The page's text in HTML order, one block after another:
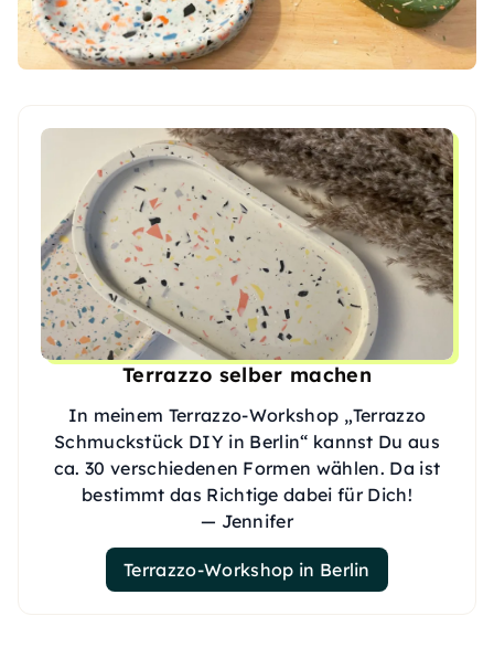
Terrazzo selber machen
In meinem Terrazzo-Workshop „Terrazzo
Schmuckstück DIY in Berlin“ kannst Du aus
ca. 30 verschiedenen Formen wählen. Da ist
bestimmt das Richtige dabei für Dich!
— Jennifer
Terrazzo-Workshop in Berlin